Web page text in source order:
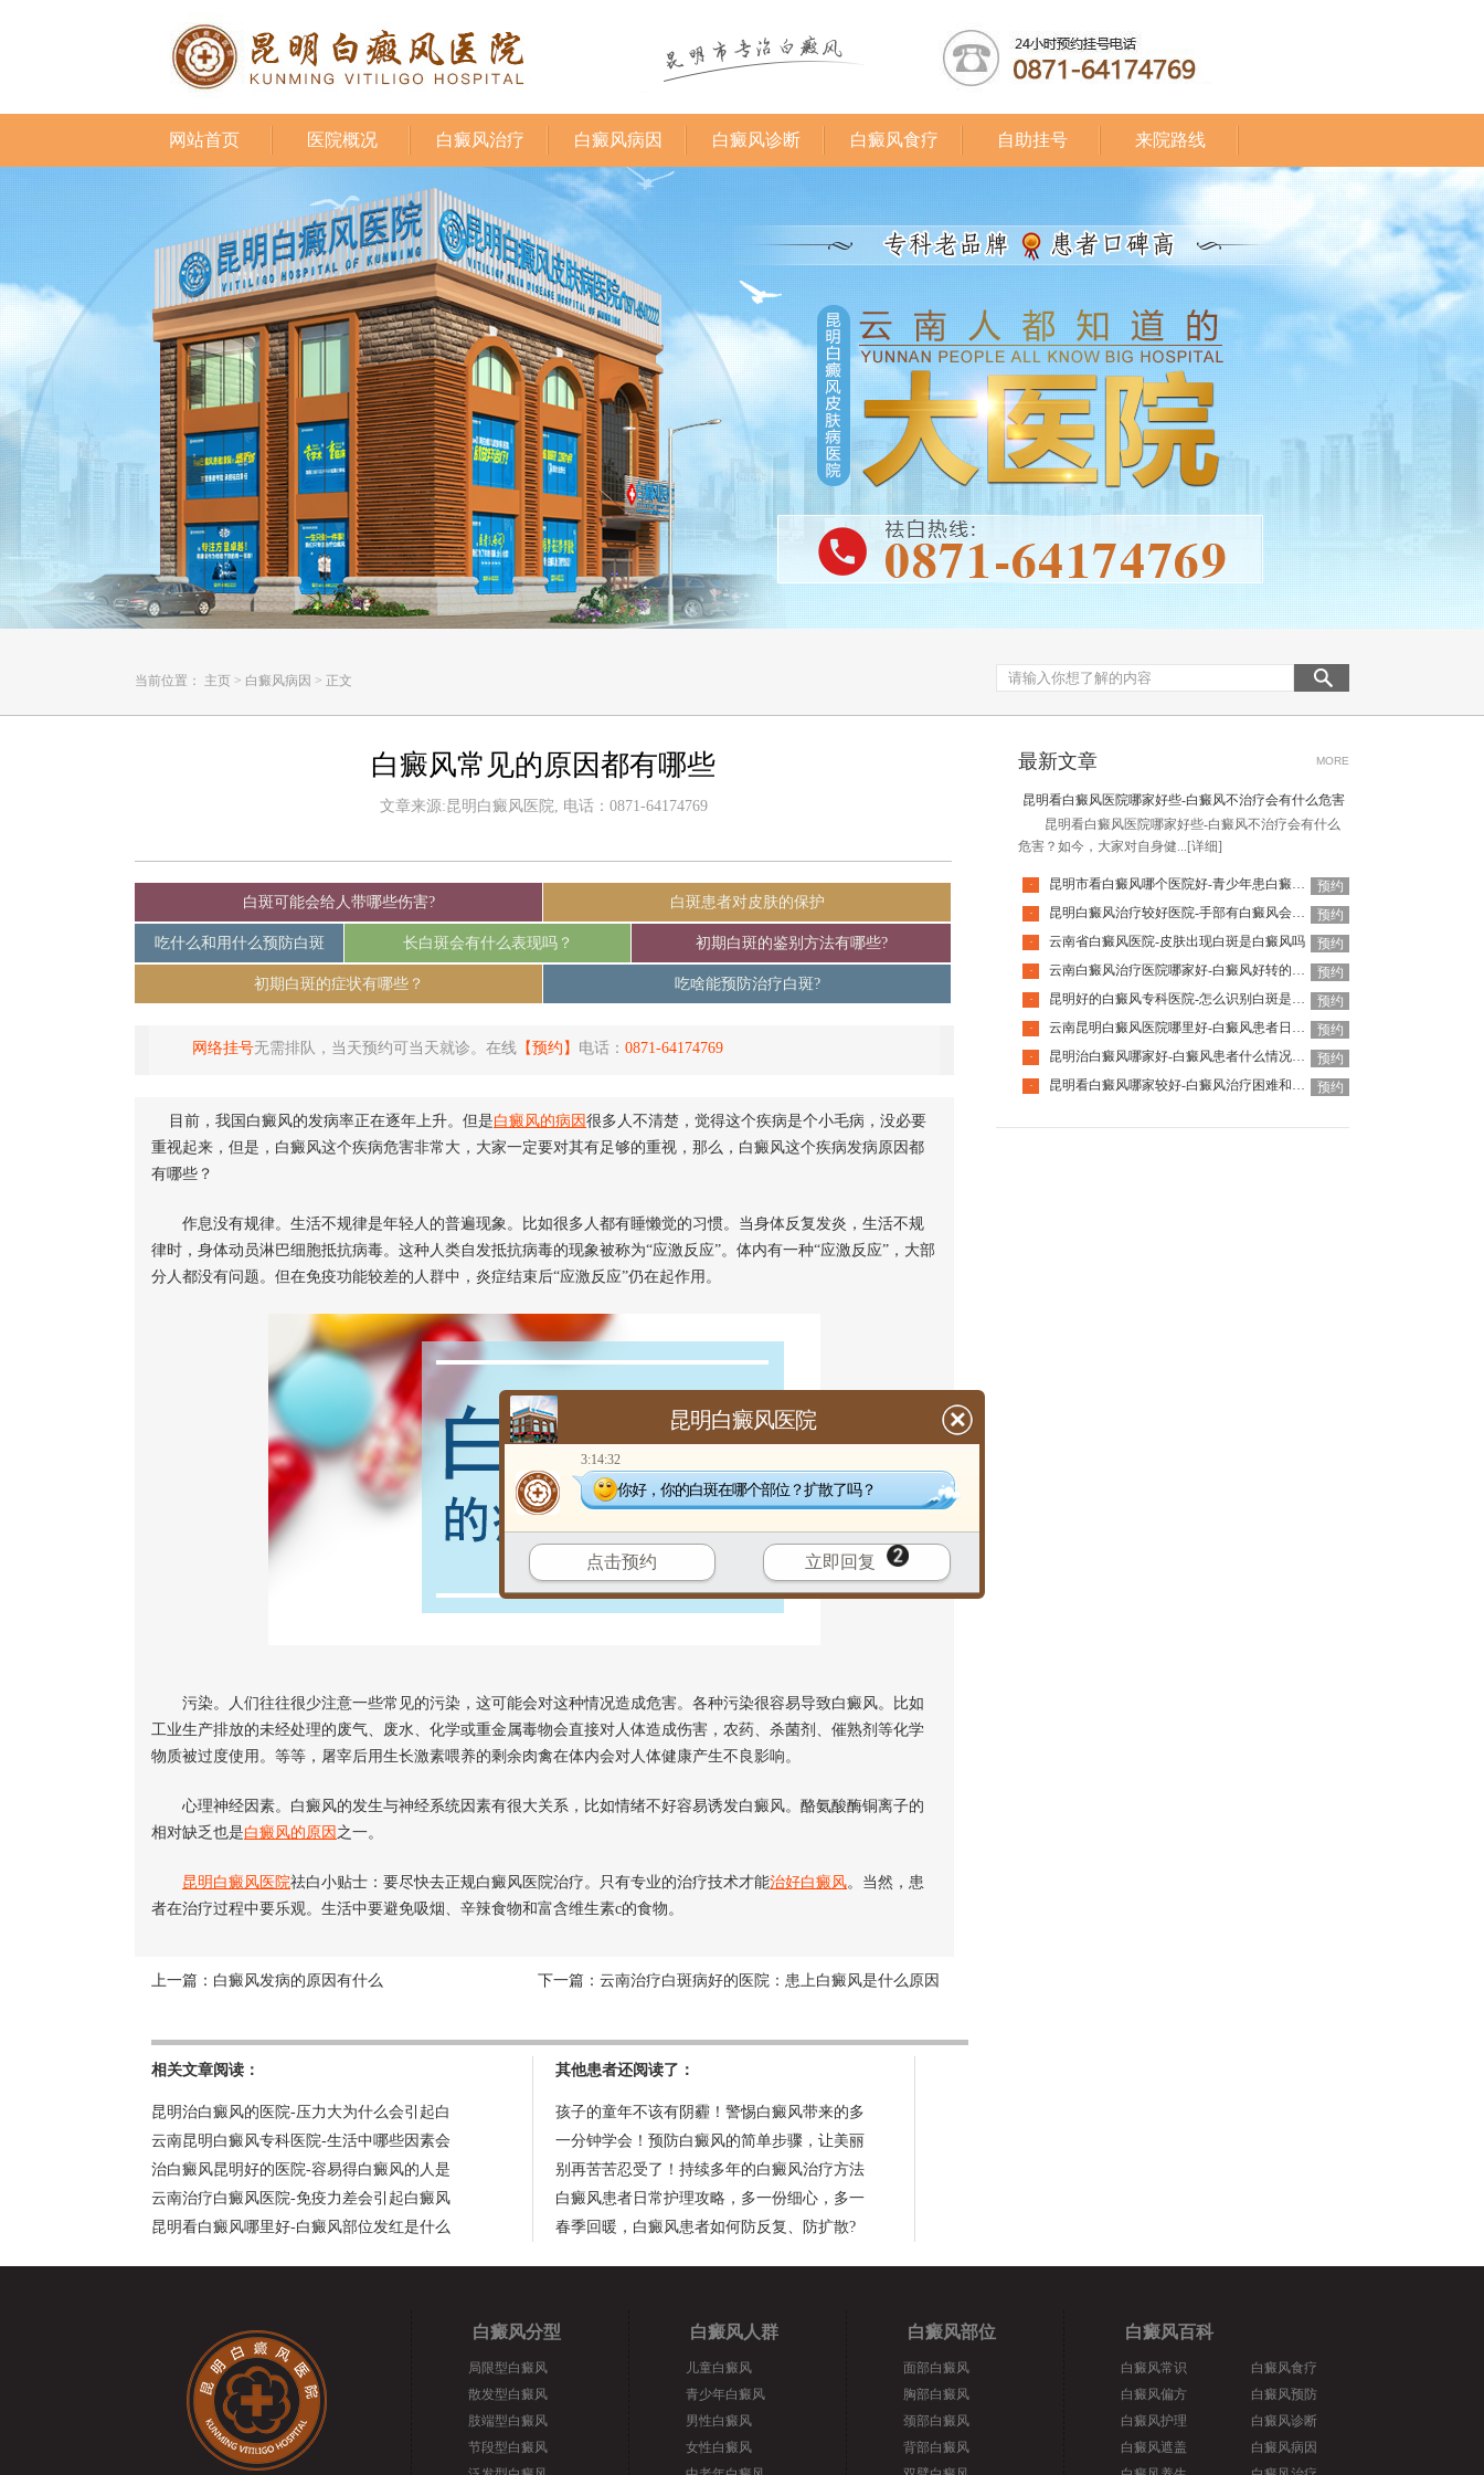
网站首页 医院概况 白癜风治疗 白癜风病因 白癜风诊断 白癜风食疗 自助挂号 来院路线
当前位置： 主页 > 白癜风病因 > 正文
白癜风常见的原因都有哪些
文章来源:昆明白癜风医院, 电话：0871-64174769
白斑可能会给人带哪些伤害? 白斑患者对皮肤的保护
吃什么和用什么预防白斑 长白斑会有什么表现吗？ 初期白斑的鉴别方法有哪些?
初期白斑的症状有哪些？ 吃啥能预防治疗白斑?
网络挂号无需排队，当天预约可当天就诊。在线 【预约】 电话： 0871-64174769
目前，我国白癜风的发病率正在逐年上升。但是白癜风的病因很多人不清楚，觉得这个疾病是个小毛病，没必要
重视起来，但是，白癜风这个疾病危害非常大，大家一定要对其有足够的重视，那么，白癜风这个疾病发病原因都
有哪些？
作息没有规律。生活不规律是年轻人的普遍现象。比如很多人都有睡懒觉的习惯。当身体反复发炎，生活不规
律时，身体动员淋巴细胞抵抗病毒。这种人类自发抵抗病毒的现象被称为“应激反应”。体内有一种“应激反应”，大部
分人都没有问题。但在免疫功能较差的人群中，炎症结束后“应激反应”仍在起作用。
污染。人们往往很少注意一些常见的污染，这可能会对这种情况造成危害。各种污染很容易导致白癜风。比如
工业生产排放的未经处理的废气、废水、化学或重金属毒物会直接对人体造成伤害，农药、杀菌剂、催熟剂等化学
物质被过度使用。等等，屠宰后用生长激素喂养的剩余肉禽在体内会对人体健康产生不良影响。
心理神经因素。白癜风的发生与神经系统因素有很大关系，比如情绪不好容易诱发白癜风。酪氨酸酶铜离子的
相对缺乏也是白癜风的原因 之一。
昆明白癜风医院祛白小贴士：要尽快去正规白癜风医院治疗。只有专业的治疗技术才能治好白癜风。当然，患
者在治疗过程中要乐观。生活中要避免吸烟、辛辣食物和富含维生素c的食物。
上一篇： 白癜风发病的原因有什么 下一篇： 云南治疗白斑病好的医院：患上白癜风是什么原因
相关文章阅读：
昆明治白癜风的医院-压力大为什么会引起白
云南昆明白癜风专科医院-生活中哪些因素会
治白癜风昆明好的医院-容易得白癜风的人是
云南治疗白癜风医院-免疫力差会引起白癜风
昆明看白癜风哪里好-白癜风部位发红是什么
其他患者还阅读了：
孩子的童年不该有阴霾！警惕白癜风带来的多
一分钟学会！预防白癜风的简单步骤，让美丽
别再苦苦忍受了！持续多年的白癜风治疗方法
白癜风患者日常护理攻略，多一份细心，多一
春季回暖，白癜风患者如何防反复、防扩散?
最新文章 MORE
昆明看白癜风医院哪家好些-白癜风不治疗会有什么危害
昆明看白癜风医院哪家好些-白癜风不治疗会有什么
危害？如今，大家对自身健... [详细]
· 昆明市看白癜风哪个医院好-青少年患白癜风怎么治疗效果好呢
预约
·
昆明白癜风治疗较好医院-手部有白癜风会有什么危害呢
预约
·
云南省白癜风医院-皮肤出现白斑是白癜风吗
预约
·
云南白癜风治疗医院哪家好-白癜风好转的关键是什么
预约
·
昆明好的白癜风专科医院-怎么识别白斑是不是白癜风呢
预约
·
云南昆明白癜风医院哪里好-白癜风患者日常该怎么去护理
预约
·
昆明治白癜风哪家好-白癜风患者什么情况下可以手术治疗呢
预约
·
昆明看白癜风哪家较好-白癜风治疗困难和什么有关呢 预约
白癜风分型
局限型白癜风
散发型白癜风
肢端型白癜风
节段型白癜风
白癜风人群
儿童白癜风
青少年白癜风
男性白癜风
女性白癜风
白癜风部位
面部白癜风
胸部白癜风
颈部白癜风
背部白癜风
白癜风百科
白癜风常识
白癜风偏方
白癜风护理
白癜风遮盖
白癜风食疗
白癜风预防
白癜风诊断
白癜风病因
昆明白癜风医院
3:14:32
你好，你的白斑在哪个部位？扩散了吗？
点击预约 立即回复